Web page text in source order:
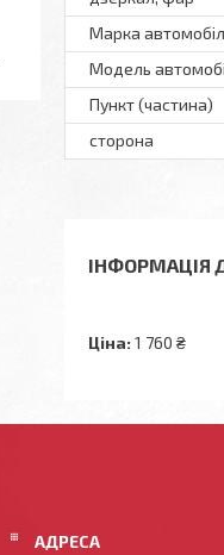
Марка
Модель
Пункт (частина)
сторона
ІНФОРМАЦІЯ
Ціна: 1 760 ₴